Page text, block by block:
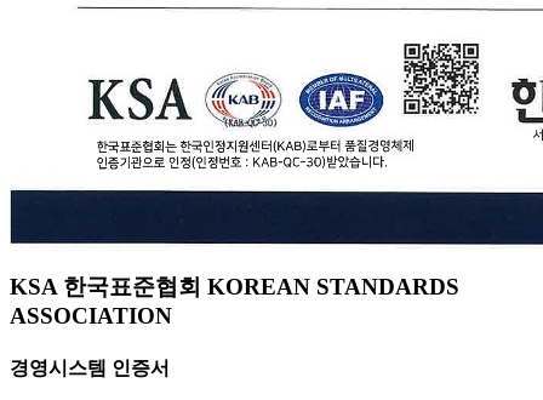
KSA 한국표준협회 KOREAN STANDARDS
ASSOCIATION
경영시스템 인증서